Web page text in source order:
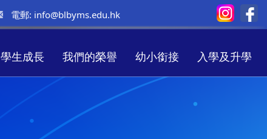
電郵: info@blbyms.edu.hk
學生成長 我們的榮譽 幼小銜接 入學及升學